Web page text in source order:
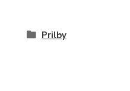
Prilby